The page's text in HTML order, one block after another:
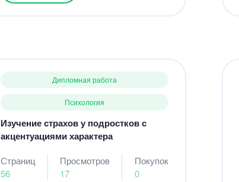
Дипломная работа
Психология
Изучение страхов у подростков с
акцентуациями характера
Страниц
56
Просмотров
17
Покупок
0